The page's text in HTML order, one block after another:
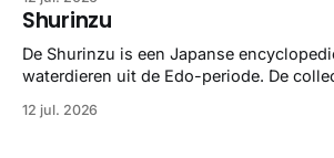
gedetailleerd overzicht van
taxonomie. Het boek staat bekend om de combinatie van
strikte wetenschap met prachtige,
illustraties en kleurendrukplaten van
Shurinzu
De Shurinzu is een Japanse
waterdieren uit de Edo-periode. De
bekend om verfijnde technieken en bijna
12 jul. 2026